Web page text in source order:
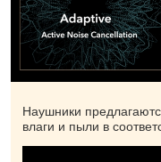
Наушники
влаги и пыли в